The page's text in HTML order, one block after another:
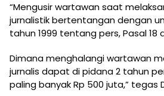
“Mengusir wartawan saat
jurnalistik bertentangan dengan
tahun 1999 tentang pers, Pasal 18
Dimana menghalangi wartawan
jurnalis dapat di pidana 2 tahun
paling banyak Rp 500 juta,” tegas